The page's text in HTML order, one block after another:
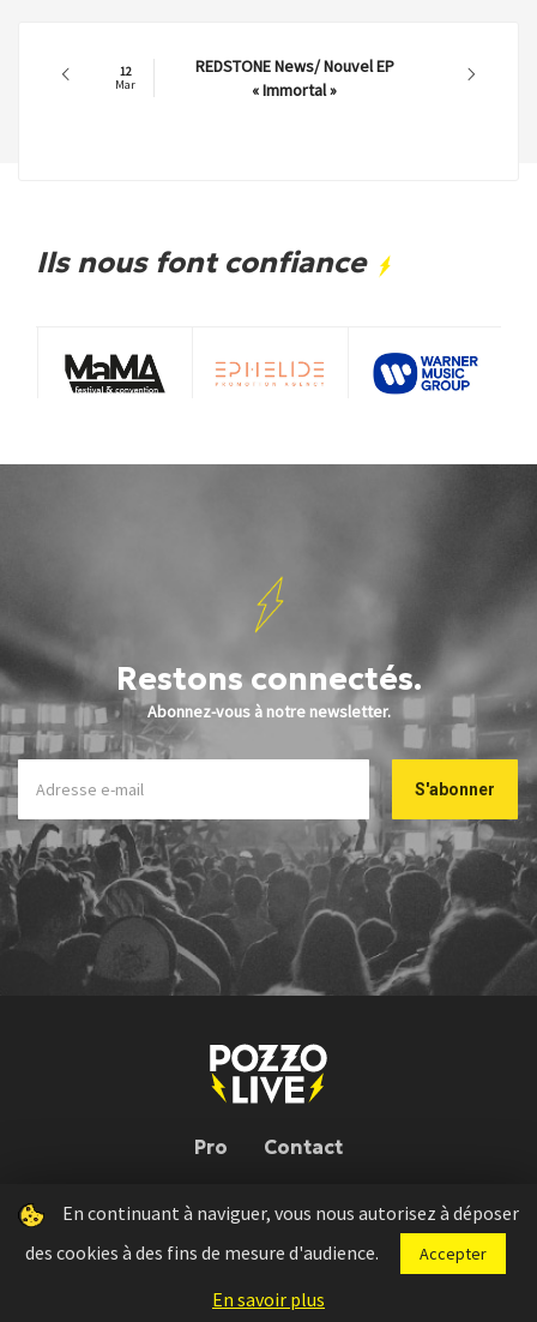
12
Mar
REDSTONE News/ Nouvel EP
« Immortal »
Ils nous font confiance
Restons connectés.
Abonnez-vous à notre newsletter.
Pro Contact
Pozzo Live © 2026 | Conception : Pozzo Team, avec l'aide deBloop
Press kit Règlement concours Mentions légales
En continuant à naviguer, vous nous autorisez à déposer
des cookies à des fins de mesure d'audience.
Accepter
En savoir plus